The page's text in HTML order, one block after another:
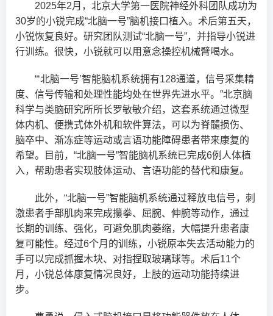
2025年2月，北京大学第一医院神经外科团队成功为
30岁的小锐完成“北脑一号”脑机接口植入。术后第五天，
小锐恢复良好。研究团队测试“北脑一号”，并指导小锐进
行训练。很快，小锐就可以用意念操控机械臂喝水。
“‘北脑一号’智能脑机系统拥有128通道，信号采集精
度、信号传输和处理性能均处在世界先进水平。”北京脑
科学与类脑研究所所长罗敏敏介绍，这套系统通过微型
体内机、便携式体外机和软件算法，可以为脊髓损伤、
脑卒中、渐冻症等运动或言语功能障碍患者带来康复的
希望。目前，“北脑一号”智能脑机系统已完成6例人体植
入，帮助患者实现肢体运动、言语功能的替代和康复。
此外，“北脑一号”智能脑机系统通过释放电信号，刺
激患者手部肌肉来完成攥拳、屈腕、伸腕等动作，通过
长期的训练、强化，可避免肌肉萎缩，大幅提升患者康
复可能性。经过6个月的训练，小锐原本失去活动能力的
手可以完成抓握木块、对指捏取玻璃球等。术后11个
月，小锐总体康复情况良好，上肢的运动功能持续进
步。